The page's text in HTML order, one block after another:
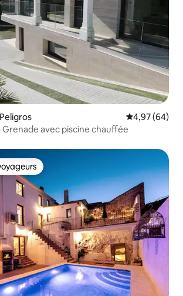
Évaluation
4,97 (64)
Grenade avec piscine chauffée